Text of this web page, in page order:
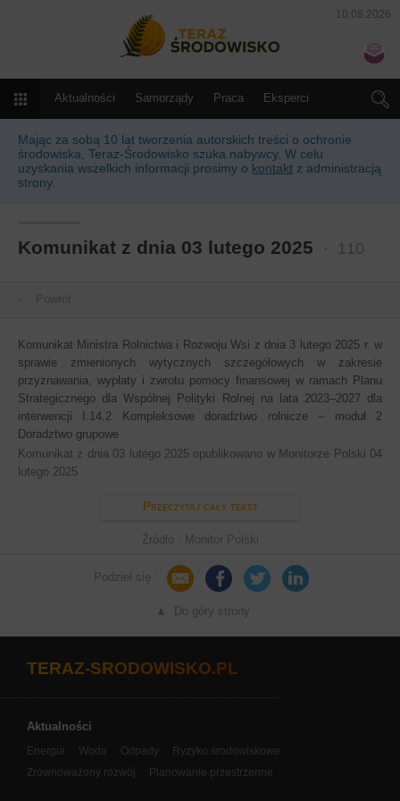
10.08.2026
Teraz Środowisko
Aktualności Samorządy Praca Eksperci
Słownik Kalendarz Prawo Produkty i usługi
Mając za sobą 10 lat tworzenia autorskich treści o ochronie
środowiska, Teraz-Środowisko szuka nabywcy. W celu
uzyskania wszelkich informacji prosimy o kontakt z administracją
strony.
Komunikat z dnia 03 lutego 2025 ⋅ 110
Powrót
Komunikat Ministra Rolnictwa i Rozwoju Wsi z dnia 3 lutego 2025 r. w
sprawie zmienionych wytycznych szczegółowych w zakresie
przyznawania, wypłaty i zwrotu pomocy finansowej w ramach Planu
Strategicznego dla Wspólnej Polityki Rolnej na lata 2023–2027 dla
interwencji I.14.2 Kompleksowe doradztwo rolnicze – moduł 2
Doradztwo grupowe
Komunikat z dnia 03 lutego 2025 opublikowano w Monitorze Polski 04
lutego 2025
Przeczytaj cały tekst
Źródło : Monitor Polski
Podziel się :
▲ Do góry strony
TERAZ-SRODOWISKO.PL
Aktualności
Energia Woda Odpady
Ryzyko środowiskowe
Zrównoważony rozwój
Planowanie przestrzenne